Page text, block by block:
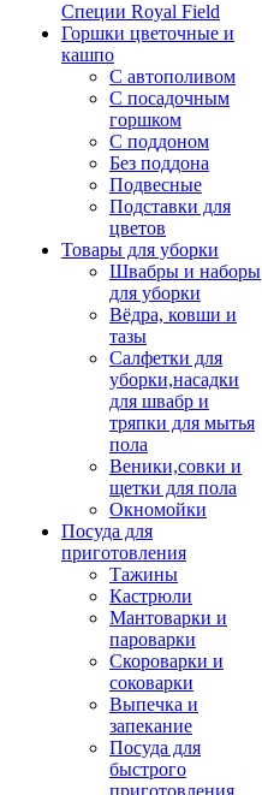
Специи Royal Field
Горшки цветочные и
кашпо
С автополивом
С посадочным
горшком
С поддоном
Без поддона
Подвесные
Подставки для
цветов
Товары для уборки
Швабры и наборы
для уборки
Вёдра, ковши и
тазы
Салфетки для
уборки,насадки
для швабр и
тряпки для мытья
пола
Веники,совки и
щетки для пола
Окномойки
Посуда для
приготовления
Тажины
Кастрюли
Мантоварки и
пароварки
Скороварки и
соковарки
Выпечка и
запекание
Посуда для
быстрого
приготовления